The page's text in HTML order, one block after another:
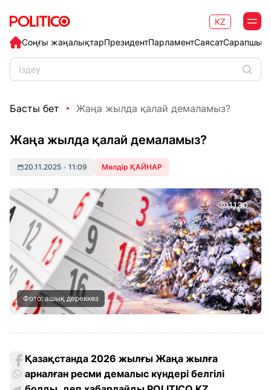
Соңғы жаңалықтарПрезидентПарламентСаясат
KZ
Басты бет Жаңа жылда қалай демаламыз?
Жаңа жылда қалай демаламыз?
20.11.2025 • 11:09 Мөлдір ҚАЙНАР
1130
Фото: ашық дереккөз
Қазақстанда 2026 жылғы Жаңа жылға
арналған ресми демалыс күндері белгілі